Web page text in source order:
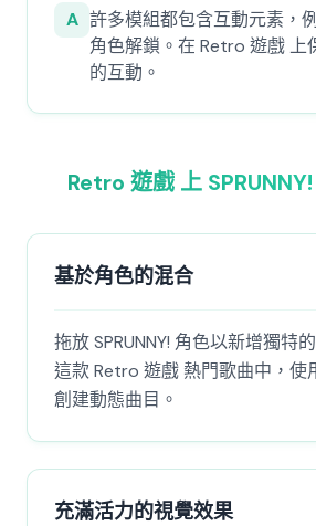
A 許多模組都包含互動元素，
角色解鎖。在 Retro 遊戲 上
的互動。
Retro 遊戲 上
基於角色的混合
拖放 SPRUNNY! 角色以新增獨特
這款 Retro 遊戲 熱門歌曲中，使
創建動態曲目。
充滿活力的視覺效果